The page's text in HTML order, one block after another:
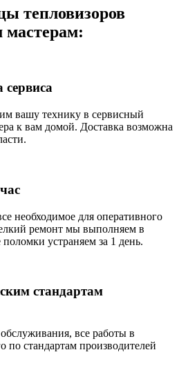
тепловизоров
сервиса
вашу технику в сервисный
к вам домой. Доставка возможна
необходимое для оперативного
ремонт мы выполняем в
устраняем за 1 день.
стандартам
все работы в
по стандартам производителей